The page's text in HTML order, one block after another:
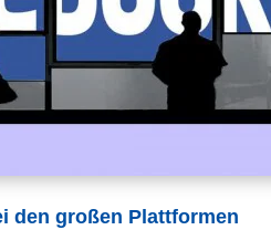
den großen Plattformen